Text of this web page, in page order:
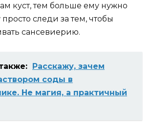
куст, тем больше ему нужно
следи за тем, чтобы
сансевиерию.
Расскажу, зачем
соды в
Не магия, а практичный